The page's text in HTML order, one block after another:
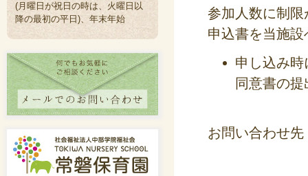
(月曜日が祝日の時は、火曜日以
降の最初の平日)、年末年始
参加人数に制
申込書を当施
申し込み
同意書の
お問い合わせ